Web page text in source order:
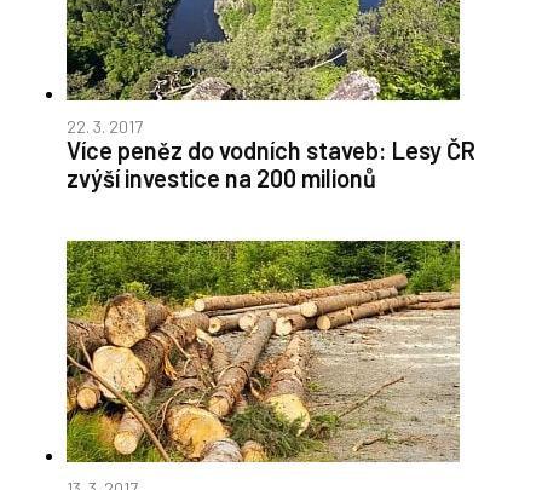
22. 3. 2017
Více peněz do vodních staveb: Lesy ČR
zvýší investice na 200 milionů